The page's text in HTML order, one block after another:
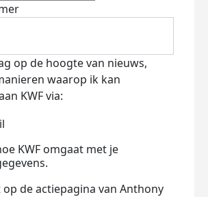
op de hoogte van nieuws,
waarop ik kan
KWF via:
KWF omgaat met je
op de actiepagina van Anthony